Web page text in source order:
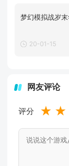
梦幻模拟战岁
20-01-15
网友评论
评分 ★ ★